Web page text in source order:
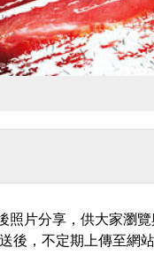
片分享，供大家瀏
後，不定期上傳至網站